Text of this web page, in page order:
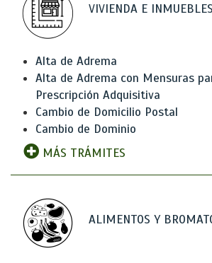
VIVIENDA E INMUEBLES
Alta de Adrema
Alta de Adrema con Mensuras
Prescripción Adquisitiva
Cambio de Domicilio Postal
Cambio de Dominio
MÁS TRÁMITES
ALIMENTOS Y